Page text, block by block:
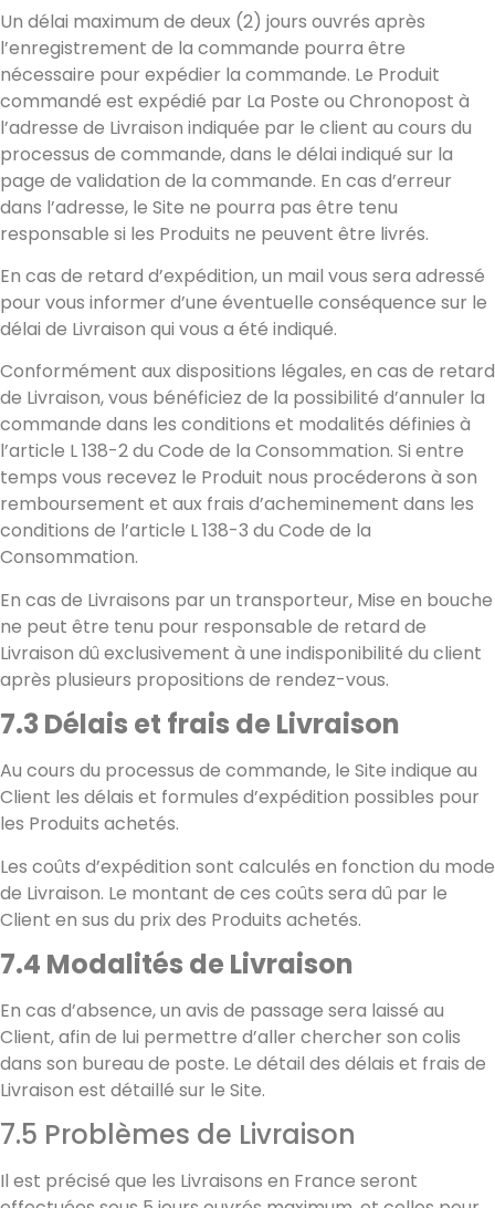
Un délai maximum de deux (2) jours ouvrés après
l’enregistrement de la commande pourra être
nécessaire pour expédier la commande. Le Produit
commandé est expédié par La Poste ou Chronopost à
l’adresse de Livraison indiquée par le client au cours du
processus de commande, dans le délai indiqué sur la
page de validation de la commande. En cas d’erreur
dans l’adresse, le Site ne pourra pas être tenu
responsable si les Produits ne peuvent être livrés.
En cas de retard d’expédition, un mail vous sera adressé
pour vous informer d’une éventuelle conséquence sur le
délai de Livraison qui vous a été indiqué.
Conformément aux dispositions légales, en cas de retard
de Livraison, vous bénéficiez de la possibilité d’annuler la
commande dans les conditions et modalités définies à
l’article L 138-2 du Code de la Consommation. Si entre
temps vous recevez le Produit nous procéderons à son
remboursement et aux frais d’acheminement dans les
conditions de l’article L 138-3 du Code de la
Consommation.
En cas de Livraisons par un transporteur, Mise en bouche
ne peut être tenu pour responsable de retard de
Livraison dû exclusivement à une indisponibilité du client
après plusieurs propositions de rendez-vous.
7.3 Délais et frais de Livraison
Au cours du processus de commande, le Site indique au
Client les délais et formules d’expédition possibles pour
les Produits achetés.
Les coûts d’expédition sont calculés en fonction du mode
de Livraison. Le montant de ces coûts sera dû par le
Client en sus du prix des Produits achetés.
7.4 Modalités de Livraison
En cas d’absence, un avis de passage sera laissé au
Client, afin de lui permettre d’aller chercher son colis
dans son bureau de poste. Le détail des délais et frais de
Livraison est détaillé sur le Site.
7.5 Problèmes de Livraison
Il est précisé que les Livraisons en France seront